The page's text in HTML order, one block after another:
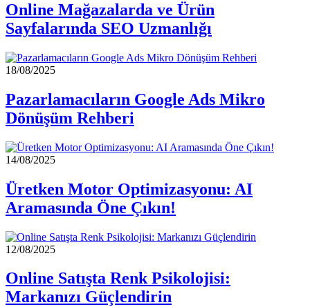
Online Mağazalarda ve Ürün
Sayfalarında SEO Uzmanlığı
18/08/2025
Pazarlamacıların Google Ads Mikro
Dönüşüm Rehberi
14/08/2025
Üretken Motor Optimizasyonu: AI
Aramasında Öne Çıkın!
12/08/2025
Online Satışta Renk Psikolojisi:
Markanızı Güçlendirin